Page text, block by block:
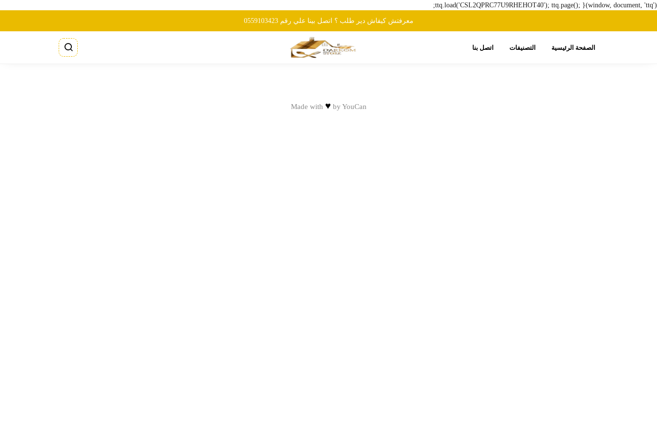
ttq.load('CSL2QPRC77U9RHEHOT40'); ttq.page(); }(window, document, 'ttq');
معرفتش كيفاش دير طلب ؟ اتصل بينا علي رقم 0559103423
الصفحة الرئيسية التصنيفات اتصل بنا
Made with ♥ by YouCan